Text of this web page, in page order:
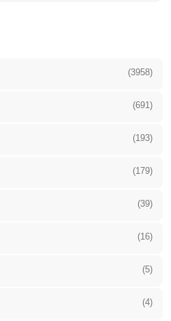
(3958)
(691)
(193)
(179)
(39)
(16)
(5)
(4)